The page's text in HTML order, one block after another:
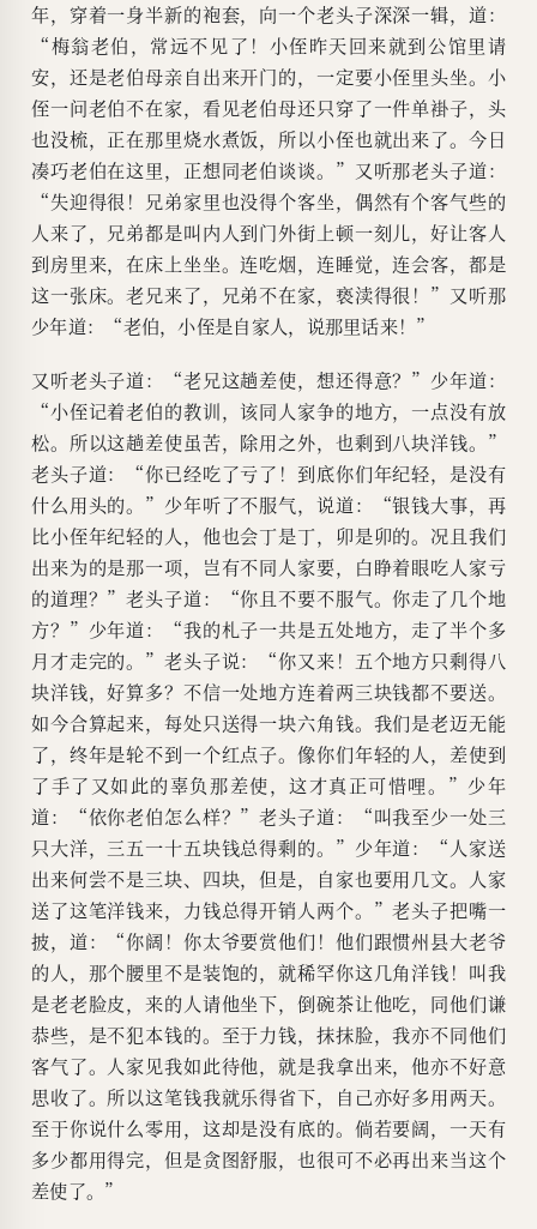
年，穿着一身半新的袍套，向一个老头子深深一辑，道：
“梅翁老伯，常远不见了！小侄昨天回来就到公馆里请
安，还是老伯母亲自出来开门的，一定要小侄里头坐。小
侄一问老伯不在家，看见老伯母还只穿了一件单褂子，头
也没梳，正在那里烧水煮饭，所以小侄也就出来了。今日
凑巧老伯在这里，正想同老伯谈谈。”又听那老头子道：
“失迎得很！兄弟家里也没得个客坐，偶然有个客气些的
人来了，兄弟都是叫内人到门外街上顿一刻儿，好让客人
到房里来，在床上坐坐。连吃烟，连睡觉，连会客，都是
这一张床。老兄来了，兄弟不在家，亵渎得很！”又听那
少年道：“老伯，小侄是自家人，说那里话来！”
又听老头子道：“老兄这趟差使，想还得意？”少年道：
“小侄记着老伯的教训，该同人家争的地方，一点没有放
松。所以这趟差使虽苦，除用之外，也剩到八块洋钱。”
老头子道：“你已经吃了亏了！到底你们年纪轻，是没有
什么用头的。”少年听了不服气，说道：“银钱大事，再
比小侄年纪轻的人，他也会丁是丁，卯是卯的。况且我们
出来为的是那一项，岂有不同人家要，白睁着眼吃人家亏
的道理？”老头子道：“你且不要不服气。你走了几个地
方？”少年道：“我的札子一共是五处地方，走了半个多
月才走完的。”老头子说：“你又来！五个地方只剩得八
块洋钱，好算多？不信一处地方连着两三块钱都不要送。
如今合算起来，每处只送得一块六角钱。我们是老迈无能
了，终年是轮不到一个红点子。像你们年轻的人，差使到
了手了又如此的辜负那差使，这才真正可惜哩。”少年
道：“依你老伯怎么样？”老头子道：“叫我至少一处三
只大洋，三五一十五块钱总得剩的。”少年道：“人家送
出来何尝不是三块、四块，但是，自家也要用几文。人家
送了这笔洋钱来，力钱总得开销人两个。”老头子把嘴一
披，道：“你阔！你太爷要赏他们！他们跟惯州县大老爷
的人，那个腰里不是装饱的，就稀罕你这几角洋钱！叫我
是老老脸皮，来的人请他坐下，倒碗茶让他吃，同他们谦
恭些，是不犯本钱的。至于力钱，抹抹脸，我亦不同他们
客气了。人家见我如此待他，就是我拿出来，他亦不好意
思收了。所以这笔钱我就乐得省下，自己亦好多用两天。
至于你说什么零用，这却是没有底的。倘若要阔，一天有
多少都用得完，但是贪图舒服，也很可不必再出来当这个
差使了。”